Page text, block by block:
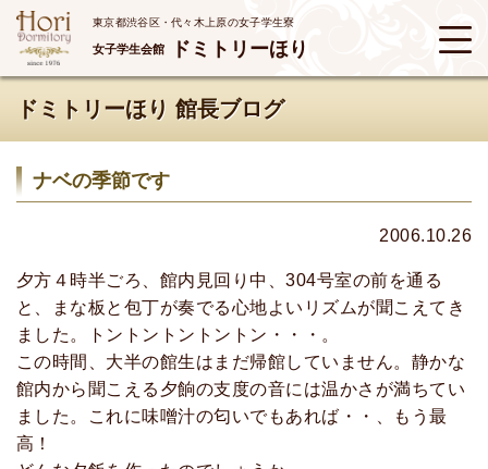
東京都渋谷区・代々木上原の女子学生寮
女子学生会館 ドミトリーほり
ドミトリーほり 館長ブログ
ナベの季節です
2006.10.26
夕方４時半ごろ、館内見回り中、304号室の前を通る
と、まな板と包丁が奏でる心地よいリズムが聞こえてき
ました。トントントントントン・・・。
この時間、大半の館生はまだ帰館していません。静かな
館内から聞こえる夕餉の支度の音には温かさが満ちてい
ました。これに味噌汁の匂いでもあれば・・、もう最
高！